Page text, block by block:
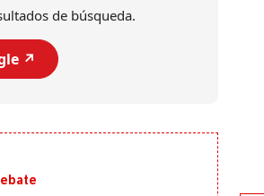
de búsqueda.
↗️